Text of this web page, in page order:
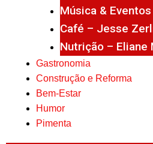
Música &
Café – Jesse
Nutrição – Eliane
Gastronomia
Construção e Reforma
Bem-Estar
Humor
Pimenta